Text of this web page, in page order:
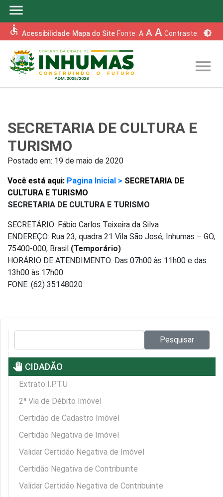
menu
accessible Acessibilidade Mapa do Site Fonte: A A A Contraste: brightness_6
menu
SECRETARIA DE CULTURA E
TURISMO
Postado em: 19 de maio de 2020
Você está aqui: Pagina Inicial > SECRETARIA DE
CULTURA E TURISMO
SECRETARIA DE CULTURA E TURISMO
SECRETÁRIO: Fábio Carlos Teixeira da Silva
ENDEREÇO: Rua 23, quadra 21 Vila São José, Inhumas – GO,
75400-000, Brasil (Temporário)
HORÁRIO DE ATENDIMENTO: Das 07h00 às 11h00 e das
13h00 às 17h00.
FONE: (62) 35148020
Pesquisar
pan_tool CIDADÃO
Extrato I.P.T.U
2ª Via de Débito Imóvel
Certidão de Cadastro Imóvel
Certidão Negativa de Imóvel
Validar Certidão Negativa de Imóvel
Certidão Negativa de Contribuinte
Validar Certidão Negativa de Contribuinte